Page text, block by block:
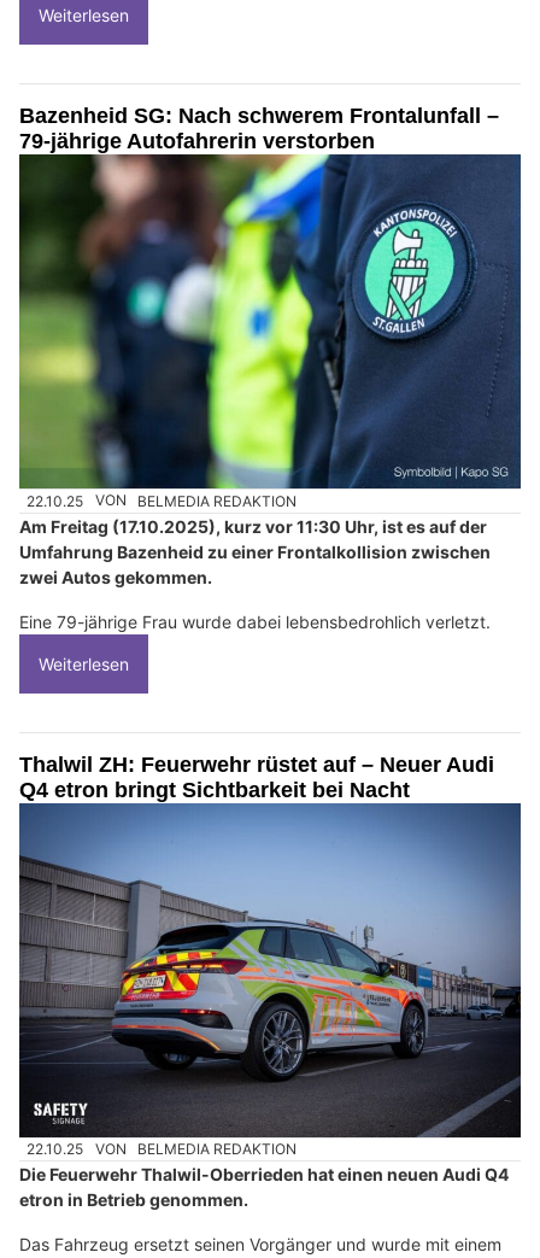
Weiterlesen
Bazenheid SG: Nach schwerem Frontalunfall –
79‑jährige Autofahrerin verstorben
22.10.25 VON BELMEDIA REDAKTION
Am Freitag (17.10.2025), kurz vor 11:30 Uhr, ist es auf der
Umfahrung Bazenheid zu einer Frontalkollision zwischen
zwei Autos gekommen.
Eine 79-jährige Frau wurde dabei lebensbedrohlich verletzt.
Weiterlesen
Thalwil ZH: Feuerwehr rüstet auf – Neuer Audi
Q4 etron bringt Sichtbarkeit bei Nacht
22.10.25 VON BELMEDIA REDAKTION
Die Feuerwehr Thalwil-Oberrieden hat einen neuen Audi Q4
etron in Betrieb genommen.
Das Fahrzeug ersetzt seinen Vorgänger und wurde mit einem